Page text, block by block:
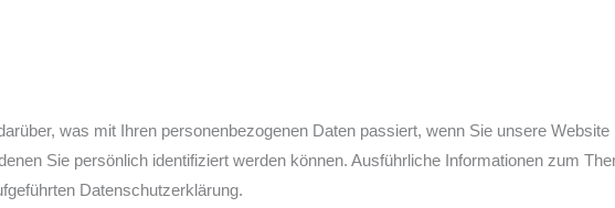
was mit Ihren personenbezogenen Daten passiert, wenn Sie unsere Website
Sie persönlich identifiziert werden können. Ausführliche Informationen zum
Datenschutzerklärung.